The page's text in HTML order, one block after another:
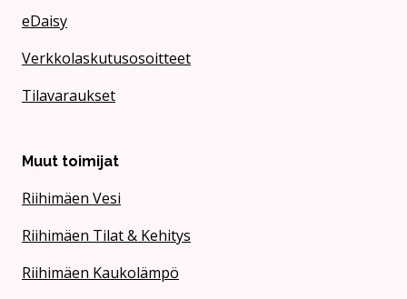
eDaisy
Verkkolaskutusosoitteet
Tilavaraukset
Muut toimijat
Riihimäen Vesi
Riihimäen Tilat & Kehitys
Riihimäen Kaukolämpö